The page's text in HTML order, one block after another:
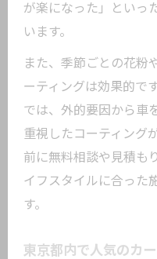
カーコーテ
トレンドワ
高い理由
耐久性の違
カーオーデ
ヒント
カーオーディオと
が楽になった」といっ
います。
また、季節ごとの花粉
ーティングは効果的で
では、外的要因から車
重視したコーティング
前に無料相談や見積も
イフスタイルに合った
す。
東京都内で人気のカ